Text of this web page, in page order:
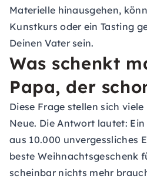
Materielle hinausgehen,
Kunstkurs oder einTasting
Deinen Vater sein.
Was schenkt
Papa, der
Diese Frage stellen sich
Neue. Die Antwort lautet: Ein
aus 10.000 unvergessliches
beste Weihnachtsgeschenk
scheinbar nichts mehr